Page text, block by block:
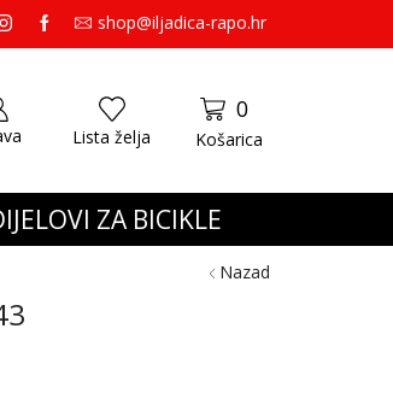
dostava.shop@iljadica-rapo.hr
Lista želja
0
Košarica
ZA BICIKLE
Nazad